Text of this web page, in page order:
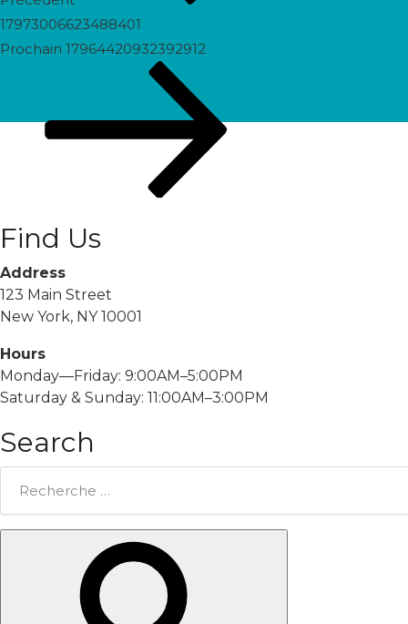
17973006623488401
Prochain
Prochain 17964420932392912
Find Us
Address
123 Main Street
New York, NY 10001
Hours
Monday—Friday: 9:00AM–5:00PM
Saturday & Sunday: 11:00AM–3:00PM
Search